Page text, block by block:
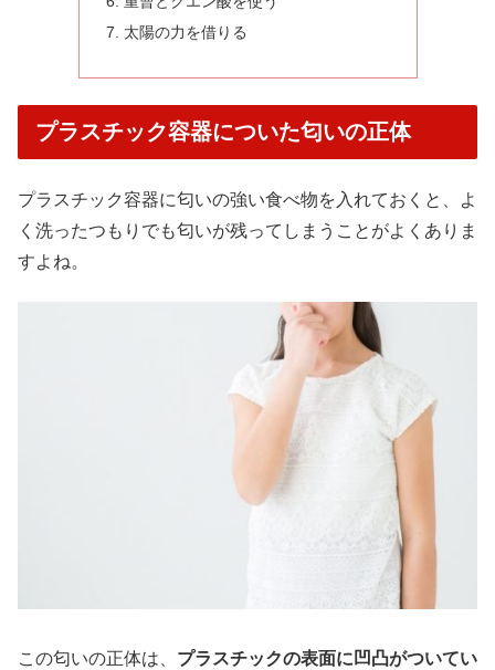
太陽の力を借りる
プラスチック容器についた匂いの正体
プラスチック容器に匂いの強い食べ物を入れておくと、よ
く洗ったつもりでも匂いが残ってしまうことがよくありま
すよね。
この匂いの正体は、 プラスチックの表面に凹凸がついてい